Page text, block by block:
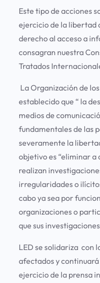
Este tipo de acciones
ejercicio de la libertad
derecho al acceso a
consagran nuestra
Tratados
La Organización de
establecido que “ la
medios de
fundamentales de las
severamente la
objetivo es “eliminar a
realizan
irregularidades o
cabo ya sea por
organizaciones o
que sus
LED se solidariza con
afectados y continuará
ejercicio de la prensa